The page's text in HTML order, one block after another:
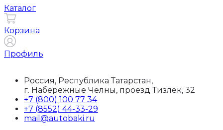
Каталог
Корзина
Профиль
Россия, Республика Татарстан,
г. Набережные Челны, проезд Тизлек, 32
+7 (800) 100 77 34
+7 (8552) 44-33-29
mail@autobaki.ru